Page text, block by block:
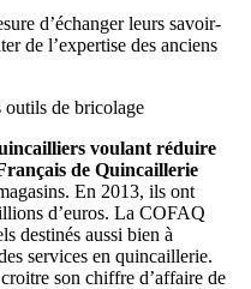
d’échanger leurs savoir-
de l’expertise des anciens
outils de bricolage
voulant réduire
de Quincaillerie
En 2013, ils ont
d’euros. La COFAQ
destinés aussi bien à
services en quincaillerie.
son chiffre d’affaire de